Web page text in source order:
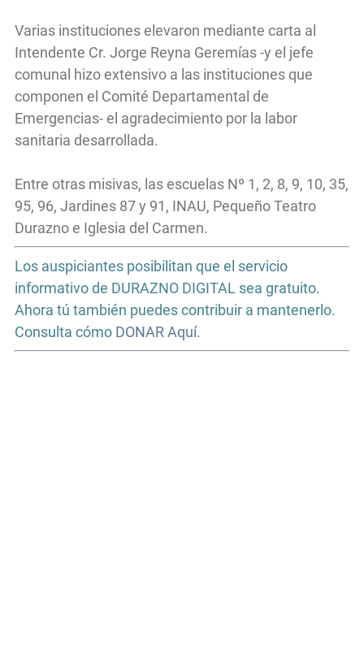
Varias instituciones elevaron mediante carta al
Intendente Cr. Jorge Reyna Geremías -y el jefe
comunal hizo extensivo a las instituciones que
componen el Comité Departamental de
Emergencias- el agradecimiento por la labor
sanitaria desarrollada.
Entre otras misivas, las escuelas Nº 1, 2, 8, 9, 10, 35,
95, 96, Jardines 87 y 91, INAU, Pequeño Teatro
Durazno e Iglesia del Carmen.
Los auspiciantes posibilitan que el servicio
informativo de DURAZNO DIGITAL sea gratuito.
Ahora tú también puedes contribuir a mantenerlo.
Consulta cómo DONAR Aquí.